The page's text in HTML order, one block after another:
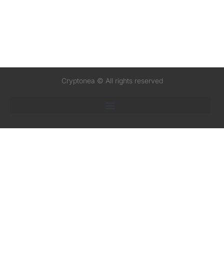
Cryptonea © All rights reserved